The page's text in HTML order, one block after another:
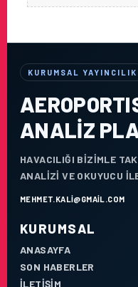
KURUMSAL YAYINCILIK
ANALIZ
HAVACILIĞI BIZIMLE
ANALIZI VE OKUYUCU
MEHMET.KALI@GMAIL.COM
KURUMSAL
ANASAYFA
SON HABERLER
İLETIŞIM